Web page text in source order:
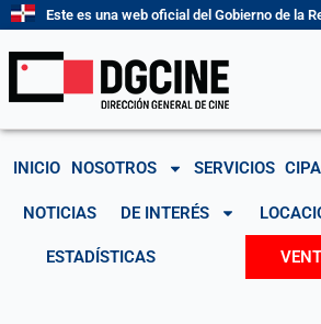
contenido
Este es una web oficial del Gobierno de la
INICIO NOSOTROS SERVICIOS
NOTICIAS DE INTERÉS
ESTADÍSTICAS